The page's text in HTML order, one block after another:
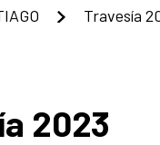
Travesía
2023